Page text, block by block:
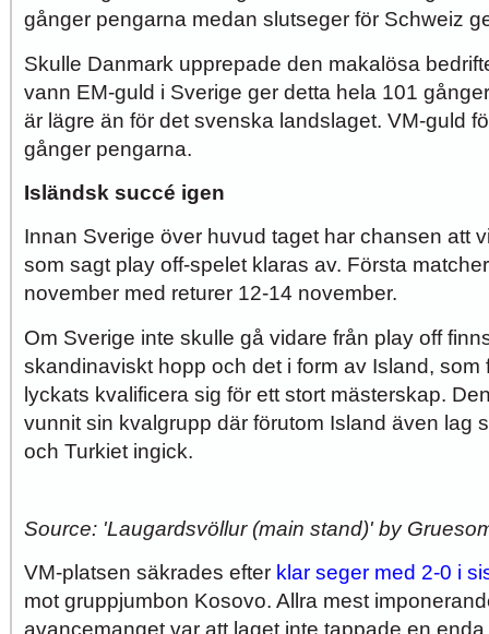
gånger pengarna medan slutseger för Schweiz
Skulle Danmark upprepade den makalösa
vann EM-guld i Sverige ger detta hela 101
är lägre än för det svenska landslaget. VM-guld
gånger pengarna.
Isländsk succé igen
Innan Sverige över huvud taget har chansen att
som sagt play off-spelet klaras av. Första
november med returer 12-14 november.
Om Sverige inte skulle gå vidare från play off
skandinaviskt hopp och det i form av Island, som
lyckats kvalificera sig för ett stort mästerskap.
vunnit sin kvalgrupp där förutom Island även lag
och Turkiet ingick.
Source: 'Laugardsvöllur (main stand)' by
VM-platsen säkrades efter klar seger med 2-0 i
mot gruppjumbon Kosovo. Allra mest
avancemanget var att laget inte tappade en